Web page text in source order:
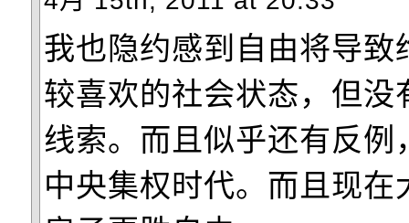
我也隐约感到自由将导致
较喜欢的社会状态，但没
线索。而且似乎还有反例
中央集权时代。而且现在